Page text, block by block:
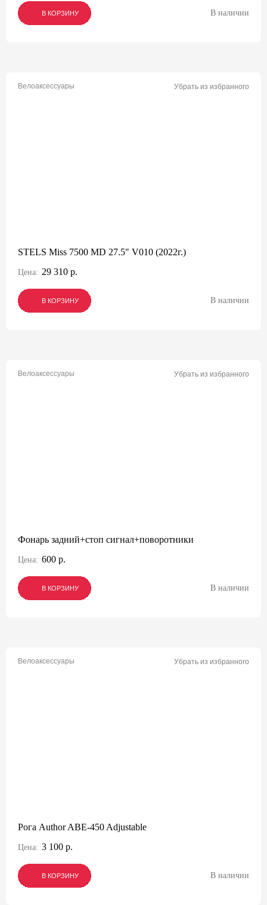
В КОРЗИНУ
В КОРЗИНУ
В КОРЗИНУ В наличии
Велоаксессуары Убрать из избранного
STELS Miss 7500 MD 27.5" V010 (2022г.)
Цена: 29 310 р.
В КОРЗИНУ
В КОРЗИНУ
В КОРЗИНУ В наличии
Велоаксессуары Убрать из избранного
Фонарь задний+стоп сигнал+поворотники
Цена: 600 р.
В КОРЗИНУ
В КОРЗИНУ
В КОРЗИНУ В наличии
Велоаксессуары Убрать из избранного
Рога Author ABE-450 Adjustable
Цена: 3 100 р.
В КОРЗИНУ
В КОРЗИНУ
В КОРЗИНУ В наличии